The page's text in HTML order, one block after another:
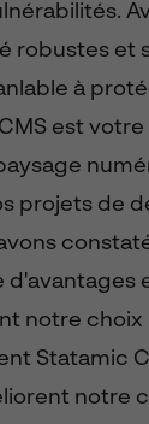
robustes et
à
est
projets de
d'avantages
notre choix
Statamic
notre